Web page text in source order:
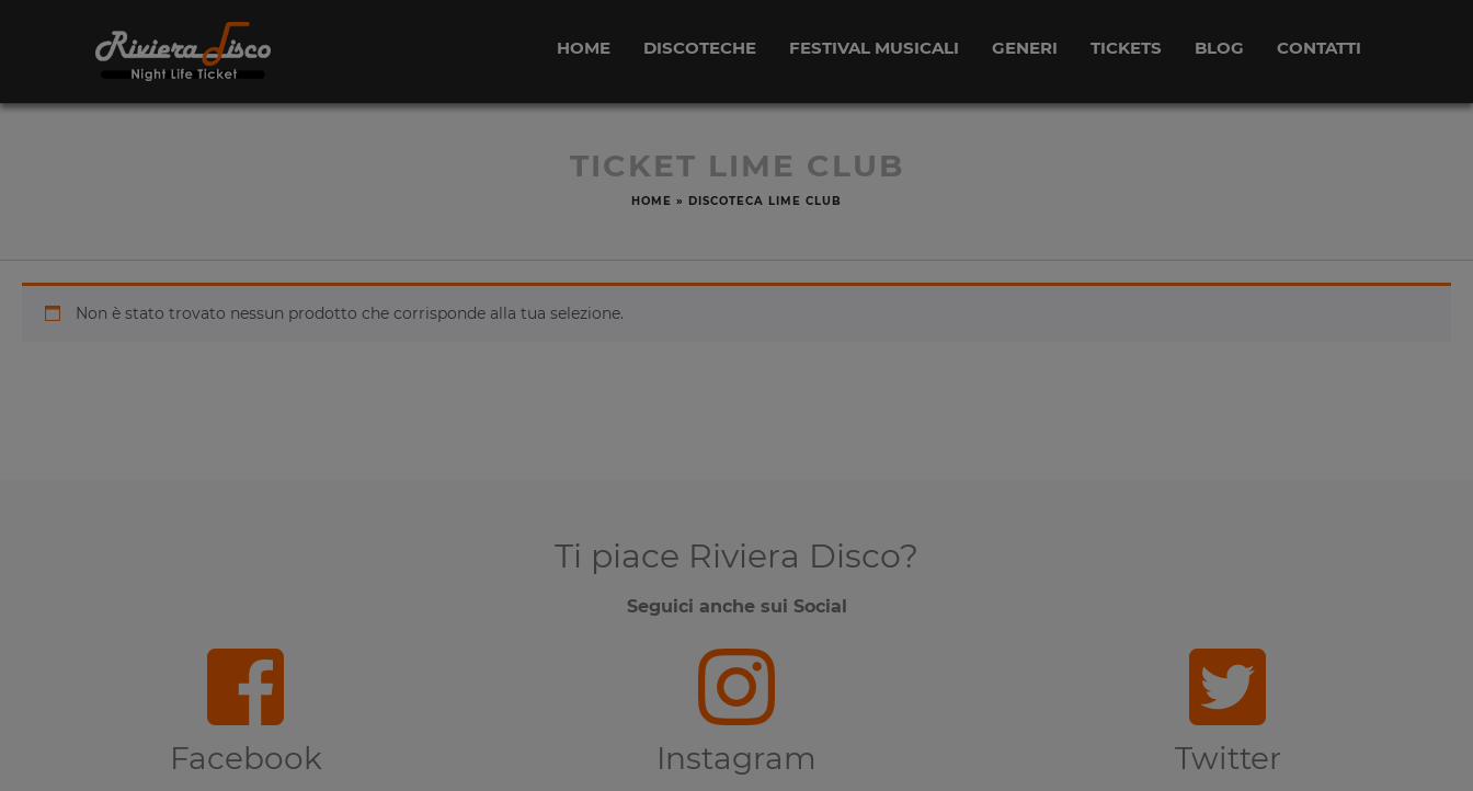
HOME DISCOTECHE FESTIVAL MUSICALI GENERI TICKETS BLOG CONTATTI
TICKET LIME CLUB
HOME » DISCOTECA LIME CLUB
Non è stato trovato nessun prodotto che corrisponde alla tua selezione.
Ti piace Riviera Disco?
Seguici anche sui Social
Facebook Instagram Twitter